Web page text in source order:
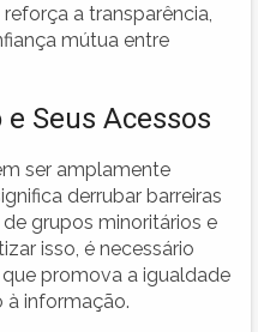
a transparência,
mútua entre
Seus Acessos
ser amplamente
derrubar barreiras
grupos minoritários e
isso, é necessário
promova a igualdade
à informação.